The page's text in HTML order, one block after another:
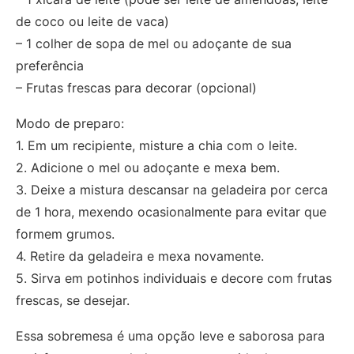
de coco ou leite de vaca)
– 1 colher de sopa de mel ou adoçante de sua
preferência
– Frutas frescas para decorar (opcional)
Modo de preparo:
1. Em um recipiente, misture a chia com o leite.
2. Adicione o mel ou adoçante e mexa bem.
3. Deixe a mistura descansar na geladeira por cerca
de 1 hora, mexendo ocasionalmente para evitar que
formem grumos.
4. Retire da geladeira e mexa novamente.
5. Sirva em potinhos individuais e decore com frutas
frescas, se desejar.
Essa sobremesa é uma opção leve e saborosa para